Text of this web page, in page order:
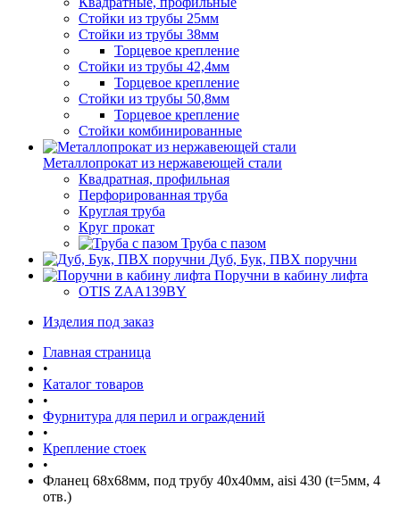
Стойки из трубы 25мм
Стойки из трубы 38мм
Торцевое крепление
Стойки из трубы 42,4мм
Торцевое крепление
Стойки из трубы 50,8мм
Торцевое крепление
Стойки комбинированные
Металлопрокат из нержавеющей стали
Квадратная, профильная
Перфорированная труба
Круглая труба
Круг прокат
Труба с пазом
Дуб, Бук, ПВХ поручни
Поручни в кабину лифта
OTIS ZAA139BY
Изделия под заказ
Главная страница
•
Каталог товаров
•
Фурнитура для перил и ограждений
•
Крепление стоек
•
Фланец 68х68мм, под трубу 40х40мм, aisi 430 (t=5мм, 4
отв.)